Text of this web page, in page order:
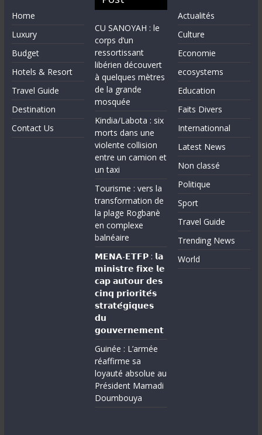
Home
Luxury
Budget
Hotels & Resort
Travel Guide
Destination
Contact Us
CU SANOYAH : le
corps d’un
ressortissant
libérien découvert
à quelques mètres
de la grande
mosquée
Kindia/Labota : six
morts dans une
violente collision
entre un camion et
un taxi
Tourisme : vers la
transformation de
la plage Rogbanè
en complexe
balnéaire
𝗠𝗘𝗡𝗔-𝗘𝗧𝗙𝗣 : 𝗹𝗮
𝗺𝗶𝗻𝗶𝘀𝘁𝗿𝗲 𝗳𝗶𝘅𝗲 𝗹𝗲
𝗰𝗮𝗽 𝗮𝘂𝘁𝗼𝘂𝗿 𝗱𝗲𝘀
𝗰𝗶𝗻𝗾 𝗽𝗿𝗶𝗼𝗿𝗶𝘁𝗲́𝘀
𝘀𝘁𝗿𝗮𝘁𝗲́𝗴𝗶𝗾𝘂𝗲𝘀
𝗱𝘂
𝗴𝗼𝘂𝘃𝗲𝗿𝗻𝗲𝗺𝗲𝗻𝘁
Guinée : L’armée
réaffirme sa
loyauté absolue au
Président Mamadi
Doumbouya
Actualités
Culture
Economie
ecosystems
Education
Faits Divers
Internationnal
Latest News
Non classé
Politique
Sport
Travel Guide
Trending News
World